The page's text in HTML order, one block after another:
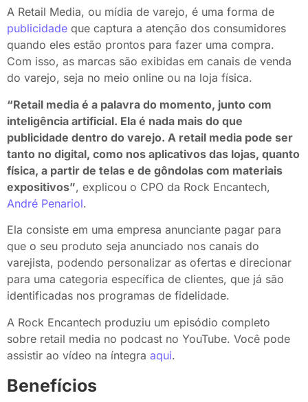
A Retail Media, ou mídia de varejo, é uma forma de
publicidade que captura a atenção dos consumidores
quando eles estão prontos para fazer uma compra.
Com isso, as marcas são exibidas em canais de venda
do varejo, seja no meio online ou na loja física.
“Retail media é a palavra do momento, junto com
inteligência artificial. Ela é nada mais do que
publicidade dentro do varejo. A retail media pode ser
tanto no digital, como nos aplicativos das lojas, quanto
física, a partir de telas e de gôndolas com materiais
expositivos”, explicou o CPO da Rock Encantech,
André Penariol.
Ela consiste em uma empresa anunciante pagar para
que o seu produto seja anunciado nos canais do
varejista, podendo personalizar as ofertas e direcionar
para uma categoria específica de clientes, que já são
identificadas nos programas de fidelidade.
A Rock Encantech produziu um episódio completo
sobre retail media no podcast no YouTube. Você pode
assistir ao vídeo na íntegra aqui.
Benefícios